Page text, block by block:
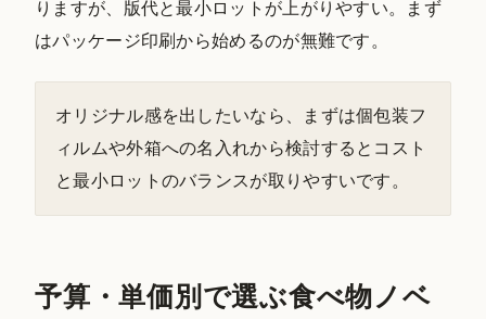
りますが、版代と最小ロットが上がりやすい。まず
はパッケージ印刷から始めるのが無難です。
オリジナル感を出したいなら、まずは個包装フ
ィルムや外箱への名入れから検討するとコスト
と最小ロットのバランスが取りやすいです。
予算・単価別で選ぶ食べ物ノベ